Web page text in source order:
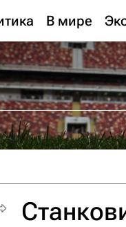
В мире